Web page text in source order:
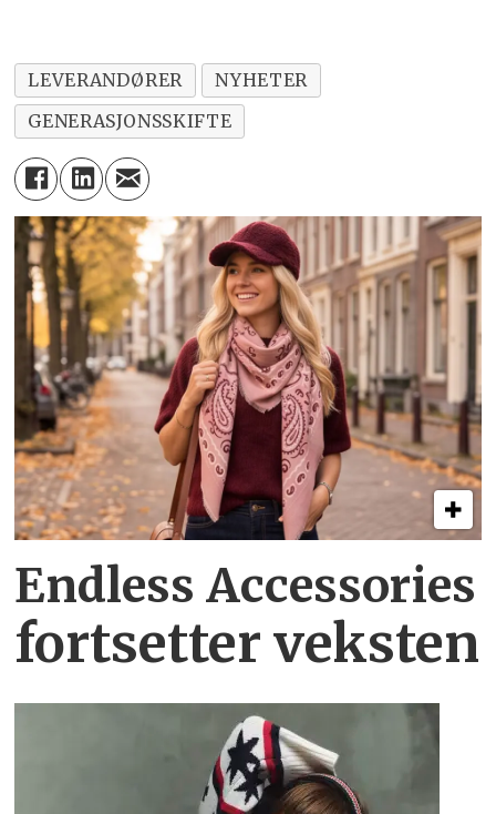
LEVERANDØRER
NYHETER
GENERASJONSSKIFTE
Endless Accessories
fortsetter veksten